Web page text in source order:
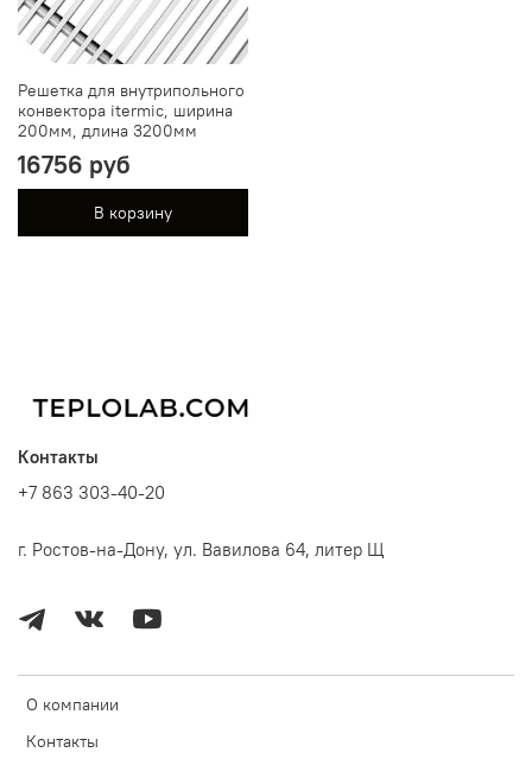
Решетка для внутрипольного
конвектора itermic, ширина
200мм, длина 3200мм
16756 руб
В корзину
О компании
Контакты
Контакты
+7 863 303-40-20
г. Ростов-на-Дону, ул. Вавилова 64, литер Щ